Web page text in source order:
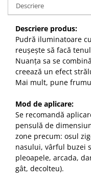
Descriere
Descriere produs:
Pudră iluminatoare
reușește să facă
Nuanța sa se
creează un efect
Mai mult, pune
Mod de aplicare:
Se recomandă
pensulă de
zone precum: osul
nasului, vârful buzei
pleoapele, arcada,
gât, decolteu).